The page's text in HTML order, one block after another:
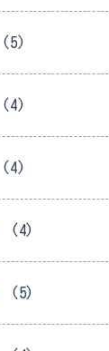
(5)
(4)
(4)
(4)
(5)